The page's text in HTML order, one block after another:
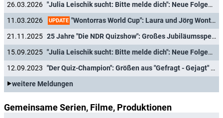
26.03.2026
"Julia Leischik sucht: Bitte melde dich": Neue Folgen in Sicht
11.03.2026
UPDATE "Wontorras World Cup": Laura und Jörg Wontorra stimmen auf Fußball-WM ein
21.11.2025
25 Jahre "Die NDR Quizshow": Großes Jubiläumsspecial und Nostalgienacht
15.09.2025
"Julia Leischik sucht: Bitte melde dich": Neue Folgen in Sicht
12.09.2023
"Der Quiz-Champion": Größen aus "Gefragt - Gejagt" und "Quizduell-Olymp" im Spenden-Special
weitere Meldungen
Gemeinsame Serien, Filme, Produktionen